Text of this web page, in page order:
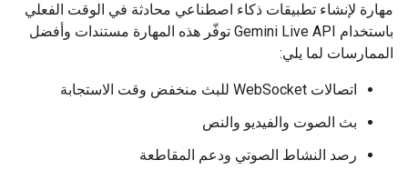
مهارة لإنشاء تطبيقات ذكاء اصطناعي محادثة في الوقت الفعلي
باستخدام Gemini Live API توفّر هذه المهارة مستندات وأفضل
الممارسات لما يلي:
اتصالات WebSocket للبث منخفض وقت الاستجابة
بث الصوت والفيديو والنص
رصد النشاط الصوتي ودعم المقاطعة